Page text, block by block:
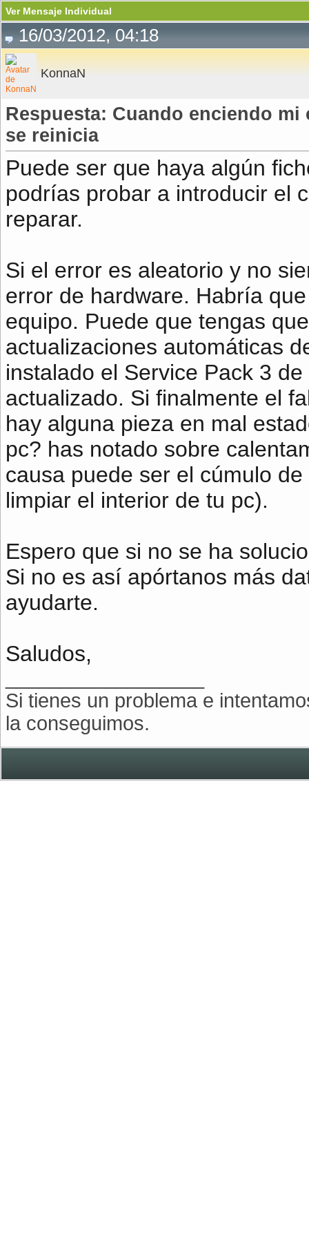
Ver Mensaje Individual
16/03/2012, 04:18
KonnaN
Respuesta: Cuando enciendo
se reinicia
Puede ser que haya algún
podrías probar a introducir el
reparar.
Si el error es aleatorio y no
error de hardware. Habría
equipo. Puede que tengas
actualizaciones automáticas
instalado el Service Pack 3
actualizado. Si finalmente el
hay alguna pieza en mal
pc? has notado sobre
causa puede ser el cúmulo
limpiar el interior de tu pc).
Espero que si no se ha
Si no es así apórtanos más
ayudarte.
Saludos,
Si tienes un problema e
la conseguimos.